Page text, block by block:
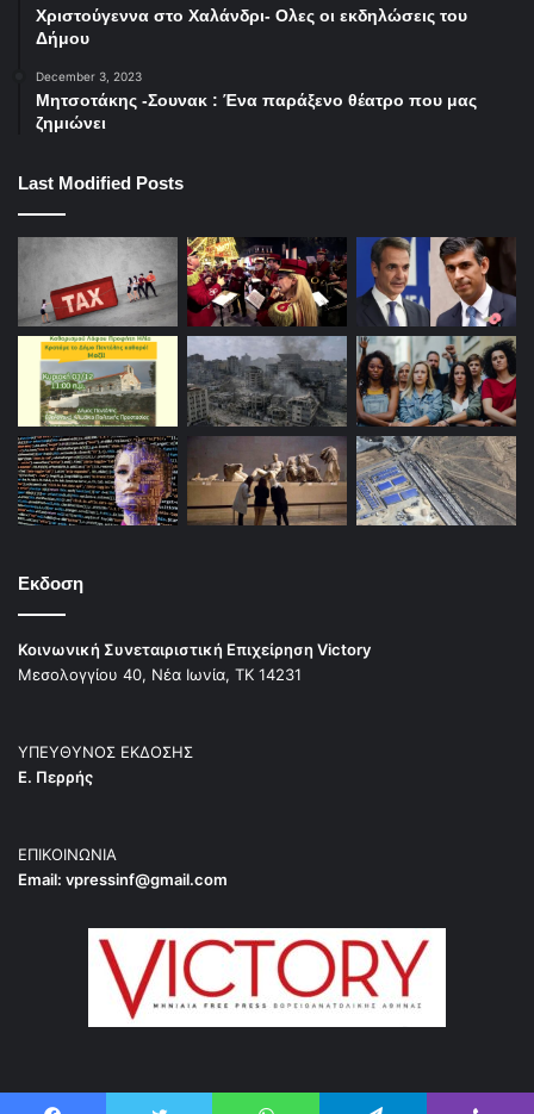
Χριστούγεννα στο Χαλάνδρι- Ολες οι εκδηλώσεις του
Δήμου
December 3, 2023
Μητσοτάκης -Σουνακ : Ένα παράξενο θέατρο που μας
ζημιώνει
Last Modified Posts
Εκδοση
Κοινωνική Συνεταιριστική Επιχείρηση Victory
Μεσολογγίου 40, Νέα Ιωνία, ΤΚ 14231
ΥΠΕΥΘΥΝΟΣ ΕΚΔΟΣΗΣ
Ε. Περρής
ΕΠΙΚΟΙΝΩΝΙΑ
Email: vpressinf@gmail.com